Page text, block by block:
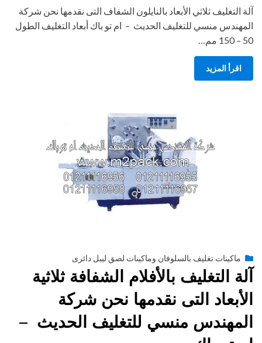
آلة التغليف ثلاثي الأبعاد بالنايلون الشفاف التى نقدمها نحن شركة
المهندس منسي للتغليف الحديث – ام تو باك أبعاد التغليف الطول
50 – 150 مم…
اقرأ المزيد
byengmansyPosted
on
يناير 22, 2015
ماكينات تغليف بالسلوفان وماكينات لصق ليبل دائرى
آلة التغليف بالأفلام الشفافة ثلاثية
الأبعاد التى نقدمها نحن شركة
المهندس منسي للتغليف الحديث –